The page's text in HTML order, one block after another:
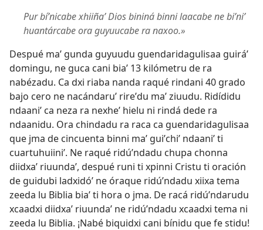
Pur bíʼnicabe xhiiñaʼ Dios bininá binni laacabe ne biʼniʼ
huantárcabe ora guyuucabe ra naxoo.»
Despué maʼ gunda guyuudu guendaridagulisaa guiráʼ
domingu, ne guca cani biaʼ 13 kilómetru de ra
nabézadu. Ca dxi riaba nanda raqué rindani 40 grado
bajo cero ne nacándaruʼ rireʼdu maʼ ziuudu. Ridídidu
ndaaniʼ ca neza ra nexheʼ hielu ni rindá dede ra
ndaanidu. Ora chindadu ra raca ca guendaridagulisaa
que jma de cincuenta binni maʼ guiʼchiʼ ndaaniʼ ti
cuartuhuiiniʼ. Ne raqué ridúʼndadu chupa chonna
diidxaʼ riuundaʼ, despué runi ti xpinni Cristu ti oración
de guidubi ladxidóʼ ne óraque ridúʼndadu xiixa tema
zeeda lu Biblia biaʼ ti hora o jma. De racá ridúʼndarudu
xcaadxi diidxaʼ riuundaʼ ne ridúʼndadu xcaadxi tema ni
zeeda lu Biblia. ¡Nabé biquidxi cani bínidu que fe stidu!